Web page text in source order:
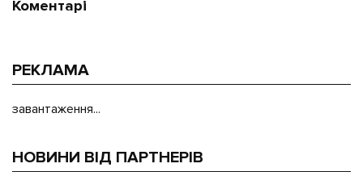
Коментарі
РЕКЛАМА
завантаження...
НОВИНИ ВІД ПАРТНЕРІВ